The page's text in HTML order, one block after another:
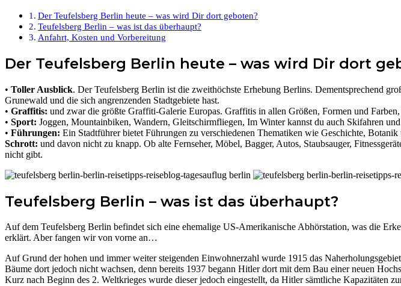
Der Teufelsberg Berlin heute – was wird Dir dort geboten?
Teufelsberg Berlin – was ist das überhaupt?
Anfahrt, Kosten und Vorbereitung
Der Teufelsberg Berlin heute – was wird Dir dort
• Toller Ausblick. Der Teufelsberg Berlin ist die zweithöchste Erhebung Berlins. Dementsprechend
Grunewald und die sich angrenzenden Stadtgebiete hast.
• Graffitis: und zwar die größte Graffiti-Galerie Europas. Graffitis in allen Größen, Formen und
• Sport: Joggen, Mountainbiken, Wandern, Gleitschirmfliegen, Im Winter kannst du auch Skifahren
• Führungen: Ein Stadtführer bietet Führungen zu verschiedenen Thematiken wie
Schrott: und davon nicht zu knapp. Ob alte Fernseher, Möbel, Bagger, Autos, Staubsauger,
nicht gibt.
Teufelsberg Berlin – was ist das überhaupt?
Auf dem Teufelsberg Berlin befindet sich eine ehemalige US-Amerikanische Abhörstation, was die
erklärt. Aber fangen wir von vorne an…
Auf Grund der hohen und immer weiter steigenden Einwohnerzahl wurde 1915 das
Bäume dort jedoch nicht wachsen, denn bereits 1937 begann Hitler dort mit dem Bau einer neuen
Kurz nach Beginn des 2. Weltkrieges wurde dieser jedoch eingestellt, da Hitler sämtliche Kapazitäten